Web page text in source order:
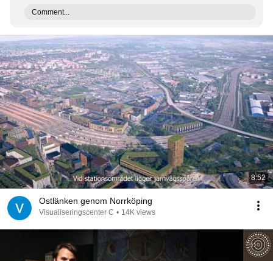
Comment...
8:52
Ostlänken genom Norrköping
Visualiseringscenter C • 14K views